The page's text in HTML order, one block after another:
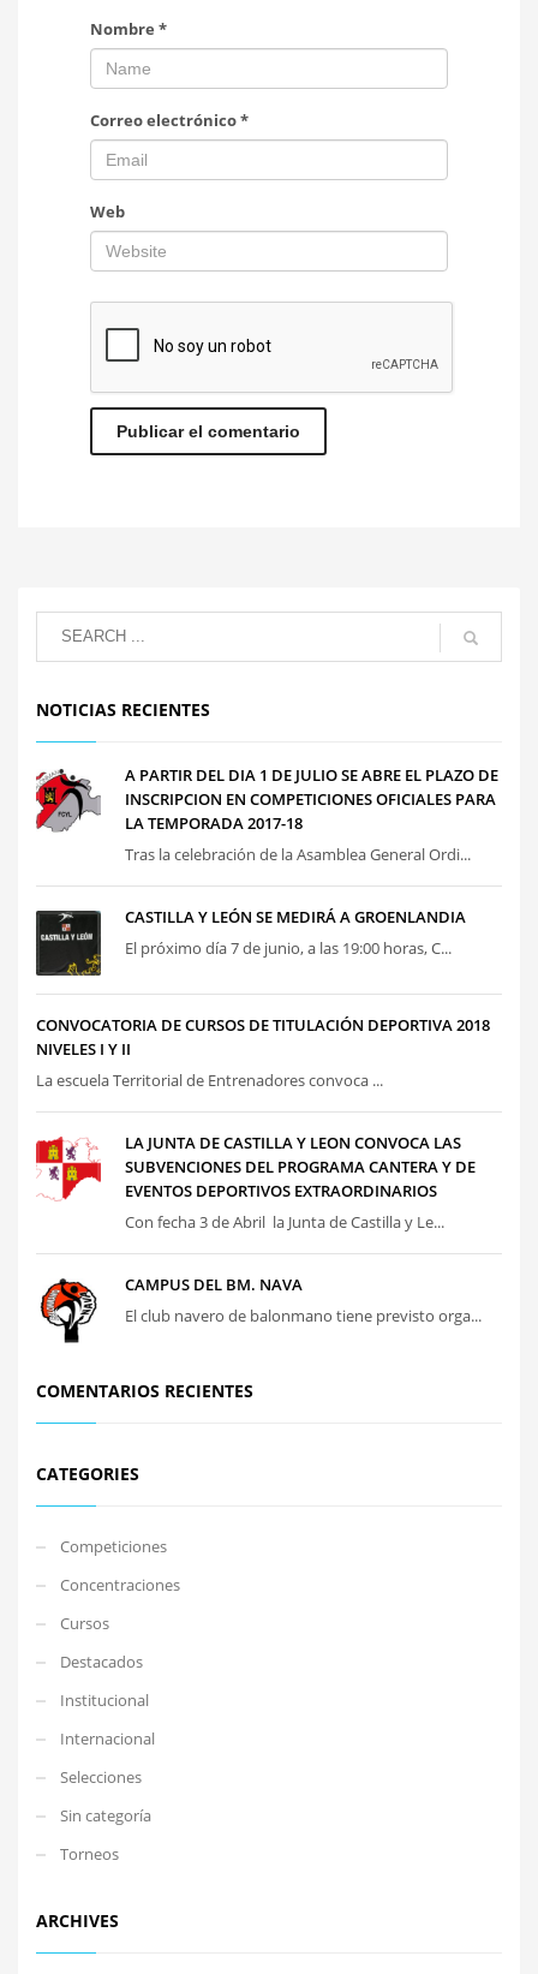
Nombre *
Correo electrónico*
Web
NOTICIAS RECIENTES
A PARTIR DEL DIA 1 DE JULIO SE ABRE EL PLAZO DE
INSCRIPCION EN COMPETICIONES OFICIALES PARA
LA TEMPORADA 2017-18
Tras la celebración de la Asamblea General Ordi...
CASTILLA Y LEÓN SE MEDIRÁ A GROENLANDIA
El próximo día 7 de junio, a las 19:00 horas, C...
CONVOCATORIA DE CURSOS DE TITULACIÓN DEPORTIVA 2018
NIVELES I Y II
La escuela Territorial de Entrenadores convoca ...
LA JUNTA DE CASTILLA Y LEON CONVOCA LAS
SUBVENCIONES DEL PROGRAMA CANTERA Y DE
EVENTOS DEPORTIVOS EXTRAORDINARIOS
Con fecha 3 de Abril la Junta de Castilla y Le...
CAMPUS DEL BM. NAVA
El club navero de balonmano tiene previsto orga...
COMENTARIOS RECIENTES
CATEGORIES
Competiciones
Concentraciones
Cursos
Destacados
Institucional
Internacional
Selecciones
Sin categoría
Torneos
ARCHIVES